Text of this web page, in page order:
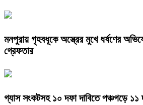
মনপুরায় গৃহবধূকে অস্ত্রের মুখে ধর্ষণের
গ্রেফতার
গ্যাস সংকটসহ ১০ দফা দাবিতে পঞ্চগড়ে ১১